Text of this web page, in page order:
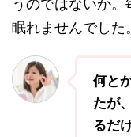
うのではないか
眠れませんでした。
何と
たが
るだ